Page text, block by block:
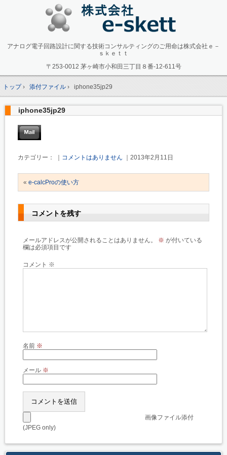
アナログ電子回路設計に関する技術コンサルティングのご用命は株式会社ｅ－
ｓｋｅｔｔ
〒253-0012 茅ヶ崎市小和田三丁目８番-12-611号
トップ› 添付ファイル› iphone35jp29
iphone35jp29
カテゴリー： ｜ コメントはありません ｜2013年2月11日
« e-calcProの使い方
コメントを残す
メールアドレスが公開されることはありません。 ※ が付いている
欄は必須項目です
コメント ※
名前 ※
メール ※
画像ファイル添付
(JPEG only)